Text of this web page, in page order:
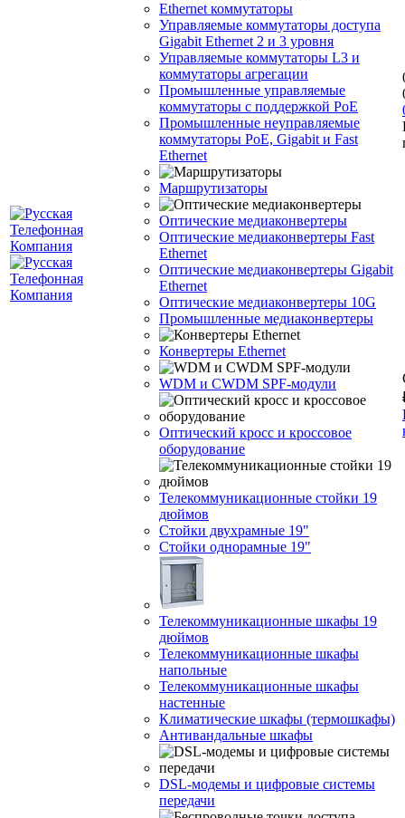
Ethernet коммутаторы
Управляемые коммутаторы доступа
Gigabit Ethernet 2 и 3 уровня
Управляемые коммутаторы L3 и
коммутаторы агрегации
Промышленные управляемые
коммутаторы с поддержкой PoE
Промышленные неуправляемые
коммутаторы PoE, Gigabit и Fast
Ethernet
Маршрутизаторы
Оптические медиаконвертеры
Оптические медиаконвертеры Fast
Ethernet
Оптические медиаконвертеры Gigabit
Ethernet
Оптические медиаконвертеры 10G
Промышленные медиаконвертеры
Конвертеры Ethernet
WDM и CWDM SPF-модули
Оптический кросс и кроссовое
оборудование
Телекоммуникационные стойки 19
дюймов
Стойки двухрамные 19"
Стойки однорамные 19"
Телекоммуникационные шкафы 19
дюймов
Телекоммуникационные шкафы
напольные
Телекоммуникационные шкафы
настенные
Климатические шкафы (термошкафы)
Антивандальные шкафы
DSL-модемы и цифровые системы
передачи